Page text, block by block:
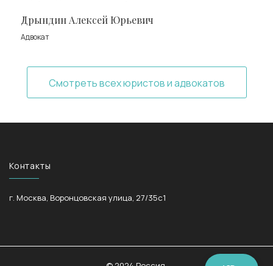
Дрындин Алексей Юрьевич
Адвокат
Смотреть всех юристов и адвокатов
Контакты
г. Москва, Воронцовская улица, 27/35с1